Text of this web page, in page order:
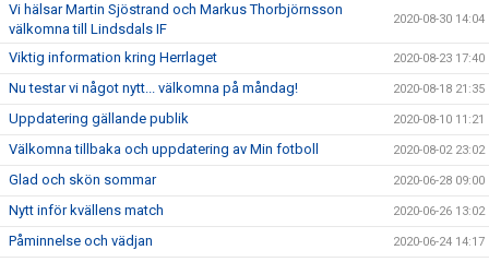
Vi hälsar Martin Sjöstrand och Markus Thorbjörnsson
välkomna till Lindsdals IF
2020-08-30 14:04
Viktig information kring Herrlaget 2020-08-23 17:40
Nu testar vi något nytt... välkomna på måndag! 2020-08-18 21:35
Uppdatering gällande publik 2020-08-10 11:21
Välkomna tillbaka och uppdatering av Min fotboll 2020-08-02 23:02
Glad och skön sommar 2020-06-28 09:00
Nytt inför kvällens match 2020-06-26 13:02
Påminnelse och vädjan 2020-06-24 14:17